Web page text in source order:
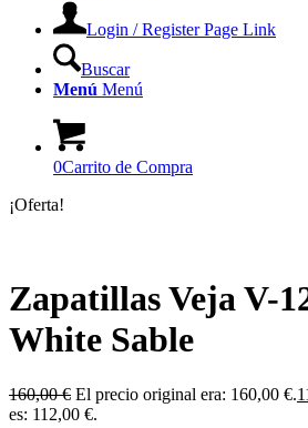
Login / Register Page Link
Buscar
Menú Menú
0Carrito de Compra
¡Oferta!
Zapatillas Veja V-
White Sable
160,00€ El precio original era: 160,00 €.
es: 112,00 €.